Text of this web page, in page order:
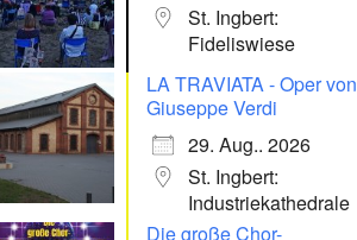
St. Ingbert:
Fideliswiese
LA TRAVIATA - Oper von
Giuseppe Verdi
29. Aug.. 2026
St. Ingbert:
Industriekathedrale
Die große Chor-